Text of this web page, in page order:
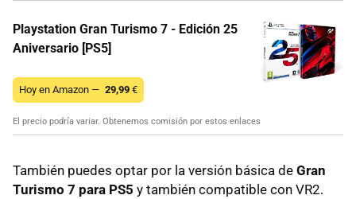
Playstation Gran Turismo 7 - Edición 25
Aniversario [PS5]
Hoy en Amazon — 29,99 €
El precio podría variar. Obtenemos comisión por estos enlaces
También puedes optar por la versión básica de Gran
Turismo 7 para PS5 y también compatible con VR2.